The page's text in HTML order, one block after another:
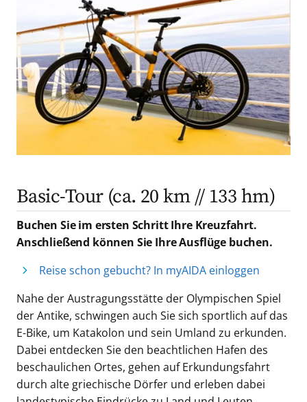
Basic-Tour (ca. 20 km // 133 hm)
Buchen Sie im ersten Schritt Ihre Kreuzfahrt.
Anschließend können Sie Ihre Ausflüge buchen.
Reise schon gebucht? In myAIDA einloggen
Nahe der Austragungsstätte der Olympischen Spiel
der Antike, schwingen auch Sie sich sportlich auf das
E-Bike, um Katakolon und sein Umland zu erkunden.
Dabei entdecken Sie den beachtlichen Hafen des
beschaulichen Ortes, gehen auf Erkundungsfahrt
durch alte griechische Dörfer und erleben dabei